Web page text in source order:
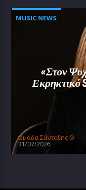
MUSIC NEWS
«Στον
Εκρηκτικό
Oμάδα Σύνταξης Θ
31/07/2026